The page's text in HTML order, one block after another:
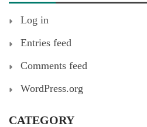
Log in
Entries feed
Comments feed
WordPress.org
CATEGORY